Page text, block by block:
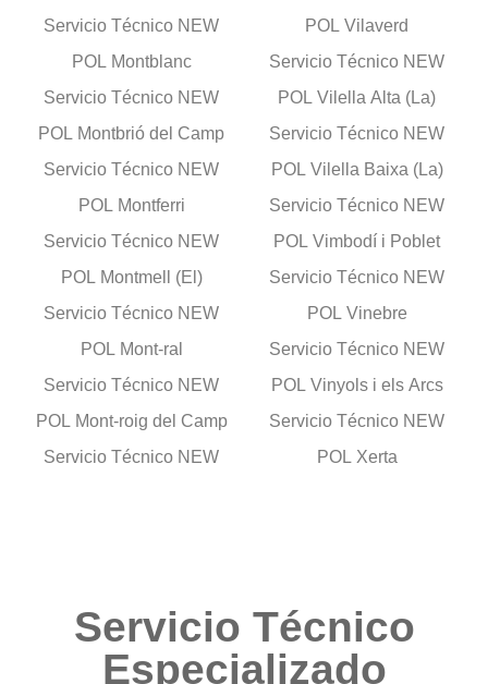
Servicio Técnico NEW
POL Montblanc
Servicio Técnico NEW
POL Montbrió del Camp
Servicio Técnico NEW
POL Montferri
Servicio Técnico NEW
POL Montmell (El)
Servicio Técnico NEW
POL Mont-ral
Servicio Técnico NEW
POL Mont-roig del Camp
Servicio Técnico NEW
POL Vilaverd
Servicio Técnico NEW
POL Vilella Alta (La)
Servicio Técnico NEW
POL Vilella Baixa (La)
Servicio Técnico NEW
POL Vimbodí i Poblet
Servicio Técnico NEW
POL Vinebre
Servicio Técnico NEW
POL Vinyols i els Arcs
Servicio Técnico NEW
POL Xerta
Servicio Técnico
Especializado